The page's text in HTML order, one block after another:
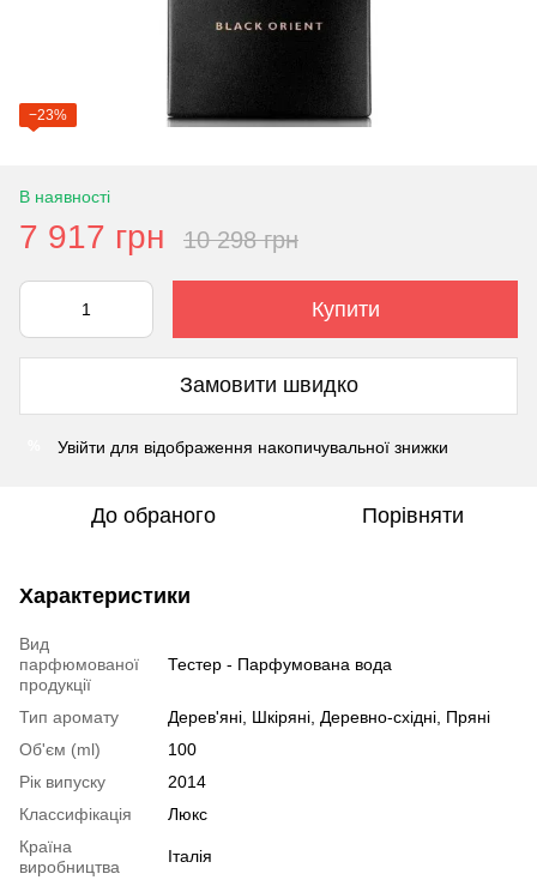
−23%
В наявності
7 917 грн 10 298 грн
Купити
Замовити швидко
Увійти для відображення накопичувальної знижки
До обраного Порівняти
Характеристики
Вид
парфюмованої
продукції
Тестер - Парфумована вода
Тип аромату
Дерев'яні, Шкіряні, Деревно-східні, Пряні
Об'єм (ml)
100
Рік випуску
2014
Классифікація
Люкс
Країна
виробництва
Італія